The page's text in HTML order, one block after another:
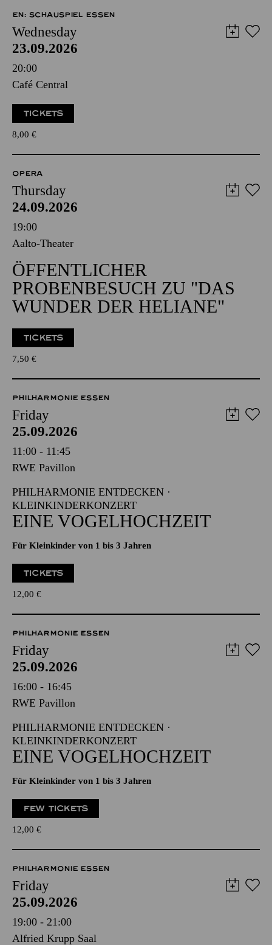
EN: SCHAUSPIEL ESSEN
Wednesday
23.09.2026
20:00
Café Central
TICKETS
8,00 €
OPERA
Thursday
24.09.2026
19:00
Aalto-Theater
ÖFFENTLICHER
PROBENBESUCH ZU "DAS
WUNDER DER HELIANE"
TICKETS
7,50 €
PHILHARMONIE ESSEN
Friday
25.09.2026
11:00 - 11:45
RWE Pavillon
PHILHARMONIE ENTDECKEN ·
KLEINKINDERKONZERT
EINE VOGELHOCHZEIT
Für Kleinkinder von 1 bis 3 Jahren
TICKETS
12,00 €
PHILHARMONIE ESSEN
Friday
25.09.2026
16:00 - 16:45
RWE Pavillon
PHILHARMONIE ENTDECKEN ·
KLEINKINDERKONZERT
EINE VOGELHOCHZEIT
Für Kleinkinder von 1 bis 3 Jahren
FEW TICKETS
12,00 €
PHILHARMONIE ESSEN
Friday
25.09.2026
19:00 - 21:00
Alfried Krupp Saal